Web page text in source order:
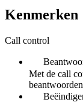
Kenmerken
Call control
Met de call